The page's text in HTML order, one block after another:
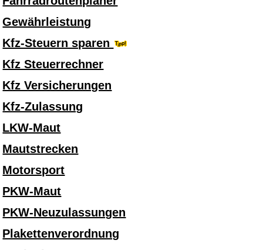
Gewährleistung
Kfz-Steuern sparen
Kfz Steuerrechner
Kfz Versicherungen
Kfz-Zulassung
LKW-Maut
Mautstrecken
Motorsport
PKW-Maut
PKW-Neuzulassungen
Plakettenverordnung